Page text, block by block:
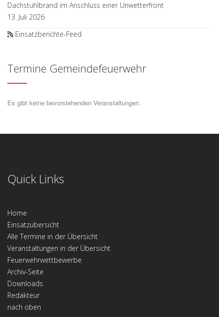
Dachstuhlbrand im Anschluss einer Unwetterfront
13. Juli 2026
Einsatzberichte-Feed
Termine Gemeindefeuerwehr
Es gibt keine bevorstehenden Veranstaltungen.
Quick Links
Home
Einsatzübersicht
Alle Termine in der Übersicht
Veranstaltungen in der Übersicht
Feuerwehrwettbewerbe
Archiv-Seite
Downloads
Redakteur
nach oben